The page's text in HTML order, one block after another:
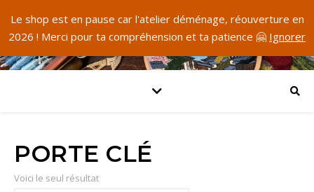
Le shop est en pause car l'atelier déménage, réouverture en
2026 ! Merci pour ta compréhension et ta patience 🤗 Ignorer
PORTE CLÉ
Voici le seul résultat